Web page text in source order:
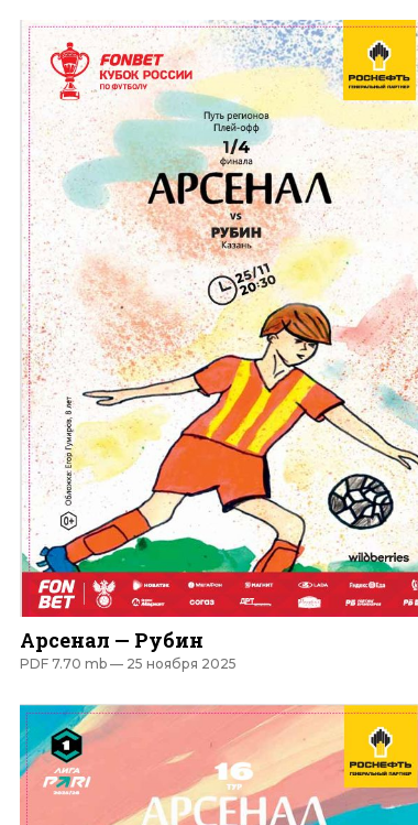
Арсенал — Рубин
PDF 7.70 mb — 25 ноября 2025